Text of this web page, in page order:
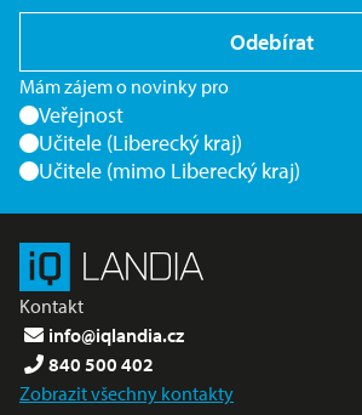
Odebírat
Mám zájem o novinky pro
Veřejnost
Učitele (Liberecký kraj)
Učitele (mimo Liberecký kraj)
Kontakt
info@iqlandia.cz
840 500 402
Zobrazit všechny kontakty